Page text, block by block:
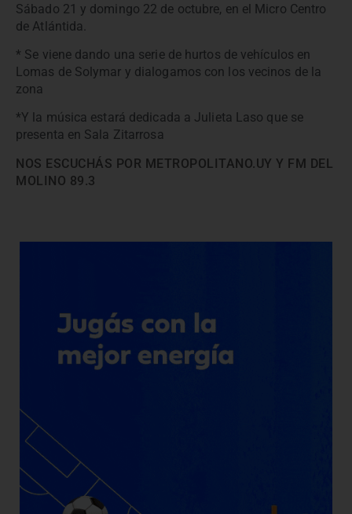
Sábado 21 y domingo 22 de octubre, en el Micro Centro
de Atlántida.
* Se viene dando una serie de hurtos de vehículos en
Lomas de Solymar y dialogamos con los vecinos de la
zona
*Y la música estará dedicada a Julieta Laso que se
presenta en Sala Zitarrosa
NOS ESCUCHÁS POR METROPOLITANO.UY Y FM DEL
MOLINO 89.3